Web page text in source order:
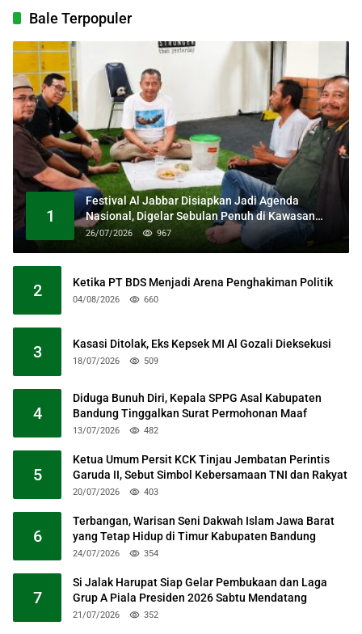
Bale Terpopuler
1
Festival Al Jabbar Disiapkan Jadi Agenda
Nasional, Digelar Sebulan Penuh di Kawasan
Masjid Raya Al Jabbar
26/07/2026 967
2 Ketika PT BDS Menjadi Arena Penghakiman Politik
04/08/2026 660
3 Kasasi Ditolak, Eks Kepsek MI Al Gozali Dieksekusi
18/07/2026 509
4
Diduga Bunuh Diri, Kepala SPPG Asal Kabupaten
Bandung Tinggalkan Surat Permohonan Maaf
13/07/2026 482
5
Ketua Umum Persit KCK Tinjau Jembatan Perintis
Garuda II, Sebut Simbol Kebersamaan TNI dan Rakyat
20/07/2026 403
6
Terbangan, Warisan Seni Dakwah Islam Jawa Barat
yang Tetap Hidup di Timur Kabupaten Bandung
24/07/2026 354
7
Si Jalak Harupat Siap Gelar Pembukaan dan Laga
Grup A Piala Presiden 2026 Sabtu Mendatang
21/07/2026 352